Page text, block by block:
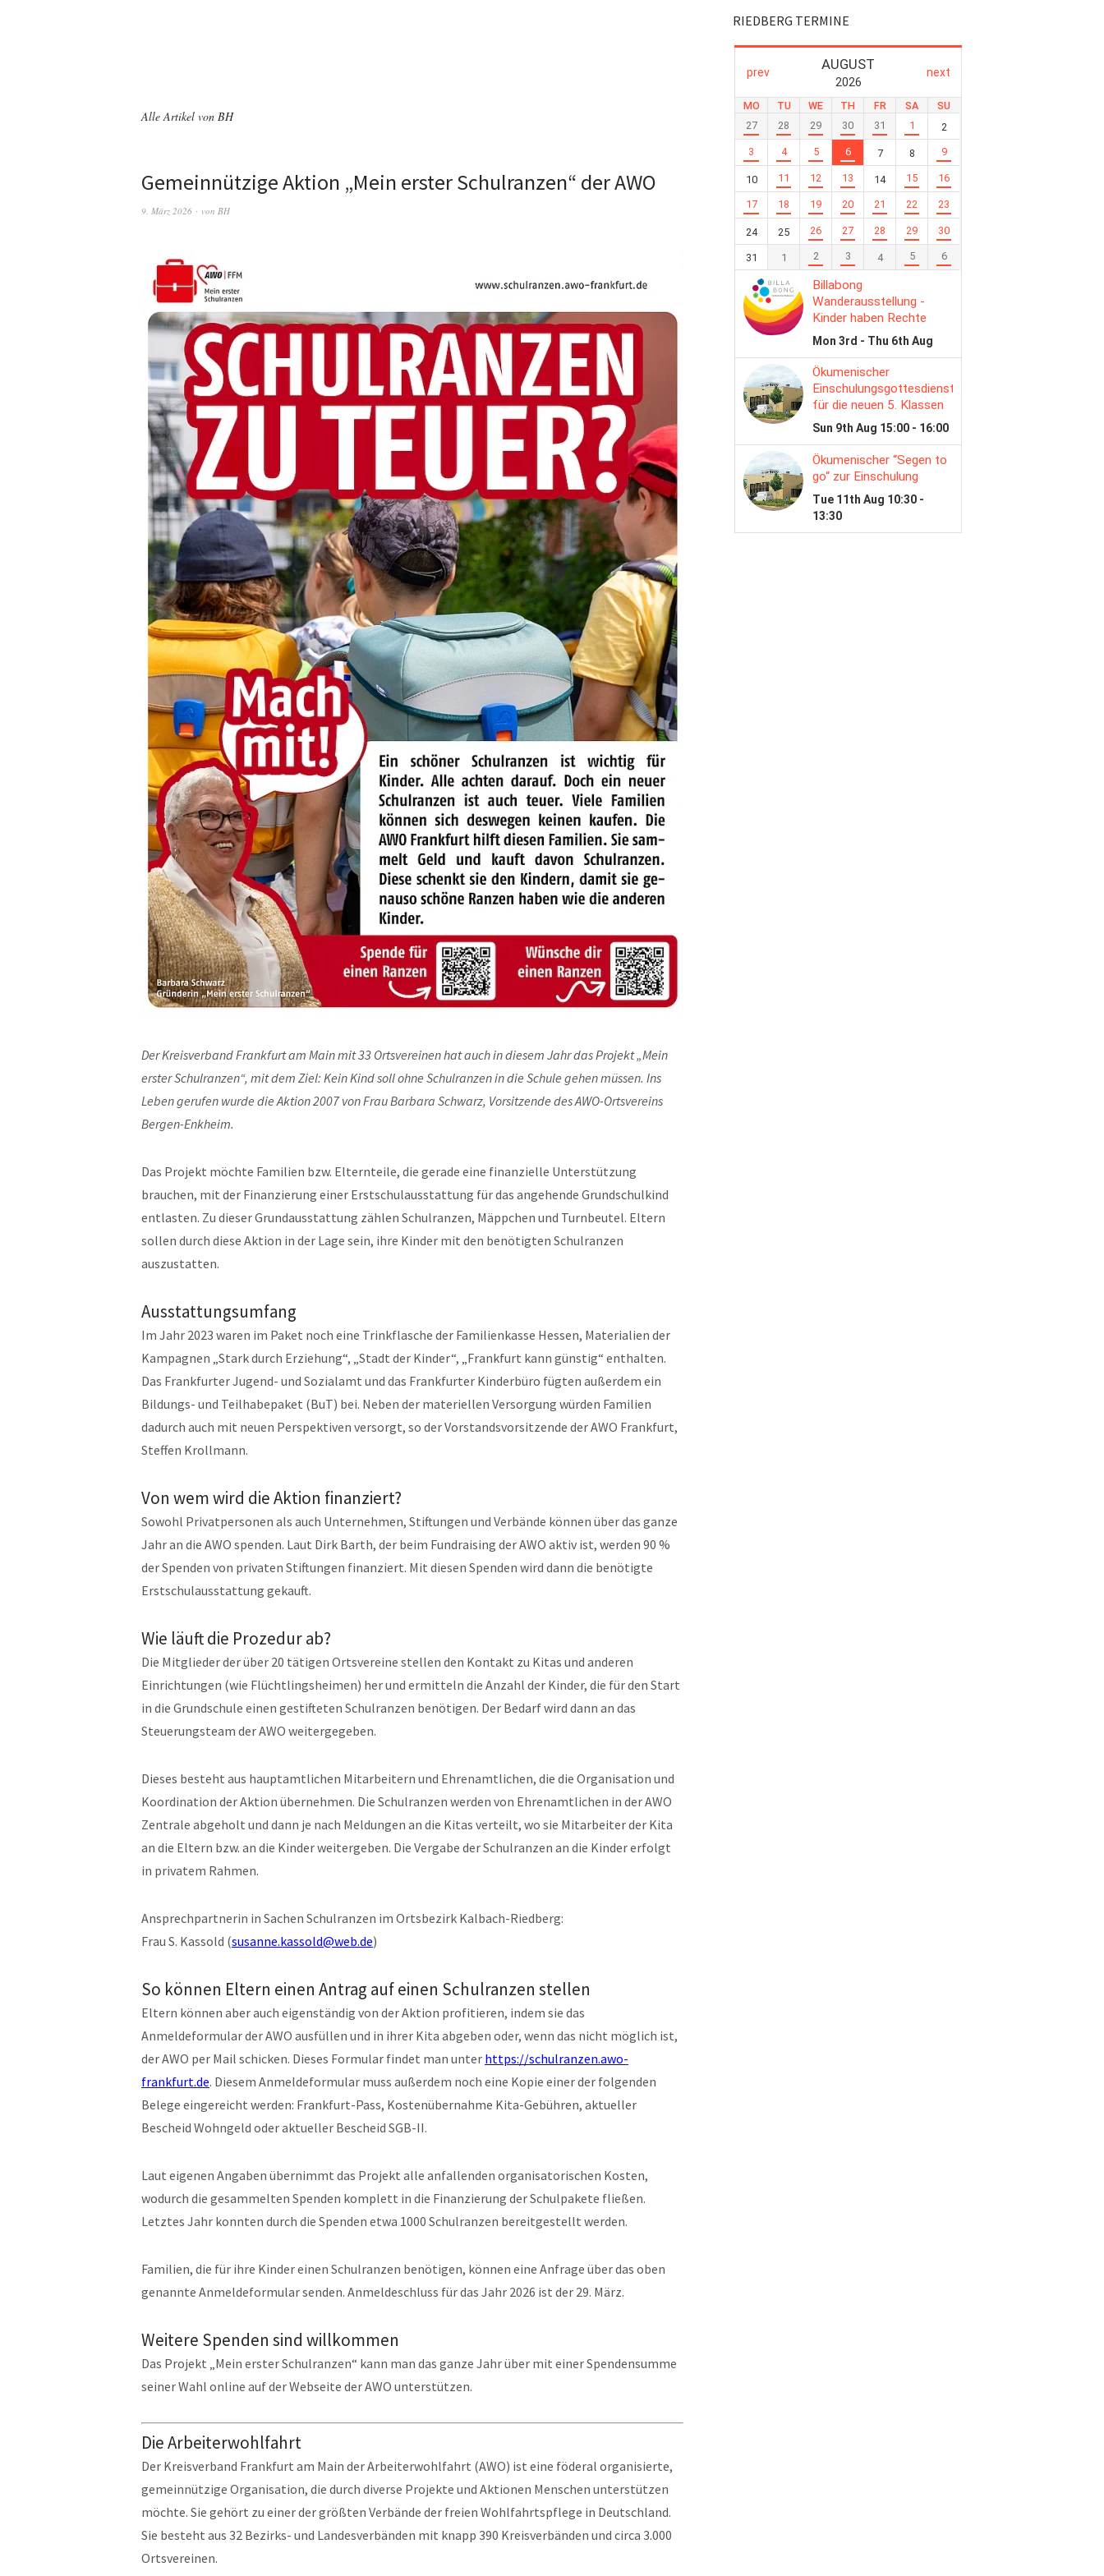
Alle Artikel von BH
Gemeinnützige Aktion „Mein erster Schulranzen“ der AWO
9. März 2026 von BH
Der Kreisverband Frankfurt am Main mit 33 Ortsvereinen hat auch in diesem Jahr das Projekt „Mein
erster Schulranzen“, mit dem Ziel: Kein Kind soll ohne Schulranzen in die Schule gehen müssen. Ins
Leben gerufen wurde die Aktion 2007 von Frau Barbara Schwarz, Vorsitzende des AWO-Ortsvereins
Bergen-Enkheim.
Das Projekt möchte Familien bzw. Elternteile, die gerade eine finanzielle Unterstützung
brauchen, mit der Finanzierung einer Erstschulausstattung für das angehende Grundschulkind
entlasten. Zu dieser Grundausstattung zählen Schulranzen, Mäppchen und Turnbeutel. Eltern
sollen durch diese Aktion in der Lage sein, ihre Kinder mit den benötigten Schulranzen
auszustatten.
Ausstattungsumfang
Im Jahr 2023 waren im Paket noch eine Trinkflasche der Familienkasse Hessen, Materialien der
Kampagnen „Stark durch Erziehung“, „Stadt der Kinder“, „Frankfurt kann günstig“ enthalten.
Das Frankfurter Jugend- und Sozialamt und das Frankfurter Kinderbüro fügten außerdem ein
Bildungs- und Teilhabepaket (BuT) bei. Neben der materiellen Versorgung würden Familien
dadurch auch mit neuen Perspektiven versorgt, so der Vorstandsvorsitzende der AWO Frankfurt,
Steffen Krollmann.
Von wem wird die Aktion finanziert?
Sowohl Privatpersonen als auch Unternehmen, Stiftungen und Verbände können über das ganze
Jahr an die AWO spenden. Laut Dirk Barth, der beim Fundraising der AWO aktiv ist, werden 90 %
der Spenden von privaten Stiftungen finanziert. Mit diesen Spenden wird dann die benötigte
Erstschulausstattung gekauft.
Wie läuft die Prozedur ab?
Die Mitglieder der über 20 tätigen Ortsvereine stellen den Kontakt zu Kitas und anderen
Einrichtungen (wie Flüchtlingsheimen) her und ermitteln die Anzahl der Kinder, die für den Start
in die Grundschule einen gestifteten Schulranzen benötigen. Der Bedarf wird dann an das
Steuerungsteam der AWO weitergegeben.
Dieses besteht aus hauptamtlichen Mitarbeitern und Ehrenamtlichen, die die Organisation und
Koordination der Aktion übernehmen. Die Schulranzen werden von Ehrenamtlichen in der AWO
Zentrale abgeholt und dann je nach Meldungen an die Kitas verteilt, wo sie Mitarbeiter der Kita
an die Eltern bzw. an die Kinder weitergeben. Die Vergabe der Schulranzen an die Kinder erfolgt
in privatem Rahmen.
Ansprechpartnerin in Sachen Schulranzen im Ortsbezirk Kalbach-Riedberg:
Frau S. Kassold (susanne.kassold@web.de)
So können Eltern einen Antrag auf einen Schulranzen stellen
Eltern können aber auch eigenständig von der Aktion profitieren, indem sie das
Anmeldeformular der AWO ausfüllen und in ihrer Kita abgeben oder, wenn das nicht möglich ist,
der AWO per Mail schicken. Dieses Formular findet man unter https://schulranzen.awo-
frankfurt.de. Diesem Anmeldeformular muss außerdem noch eine Kopie einer der folgenden
Belege eingereicht werden: Frankfurt-Pass, Kostenübernahme Kita-Gebühren, aktueller
Bescheid Wohngeld oder aktueller Bescheid SGB-II.
Laut eigenen Angaben übernimmt das Projekt alle anfallenden organisatorischen Kosten,
wodurch die gesammelten Spenden komplett in die Finanzierung der Schulpakete fließen.
Letztes Jahr konnten durch die Spenden etwa 1000 Schulranzen bereitgestellt werden.
Familien, die für ihre Kinder einen Schulranzen benötigen, können eine Anfrage über das oben
genannte Anmeldeformular senden. Anmeldeschluss für das Jahr 2026 ist der 29. März.
Weitere Spenden sind willkommen
Das Projekt „Mein erster Schulranzen“ kann man das ganze Jahr über mit einer Spendensumme
seiner Wahl online auf der Webseite der AWO unterstützen.
Die Arbeiterwohlfahrt
Der Kreisverband Frankfurt am Main der Arbeiterwohlfahrt (AWO) ist eine föderal organisierte,
gemeinnützige Organisation, die durch diverse Projekte und Aktionen Menschen unterstützen
möchte. Sie gehört zu einer der größten Verbände der freien Wohlfahrtspflege in Deutschland.
Sie besteht aus 32 Bezirks- und Landesverbänden mit knapp 390 Kreisverbänden und circa 3.000
Ortsvereinen.
RIEDBERG TERMINE